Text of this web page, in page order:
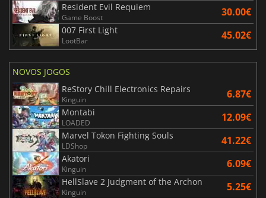
Resident Evil Requiem
Game Boost 30.00€
007 First Light
LootBar 45.02€
NOVOS JOGOS
ReStory Chill Electronics Repairs
Kinguin 6.87€
Montabi
LOADED 12.09€
Marvel Tokon Fighting Souls
LDShop 41.22€
Akatori
Kinguin 6.09€
HellSlave 2 Judgment of the Archon
Kinguin 5.25€